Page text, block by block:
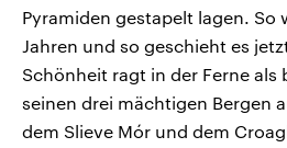
Pyramiden gestapelt lagen. So
Jahren und so geschieht es
Schönheit ragt in der Ferne als
seinen drei mächtigen Bergen
dem Slieve Mór und dem